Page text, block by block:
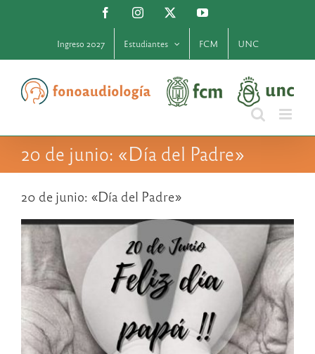
FacebookInstagram YouTube
Ingreso 2027 Estudiantes FCM UNC
20 de junio: «Día del Padre»
20 de junio: «Día del Padre»